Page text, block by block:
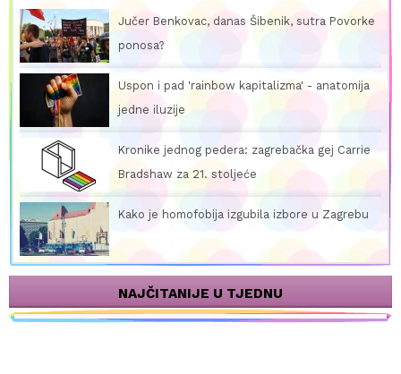
Jučer Benkovac, danas Šibenik, sutra Povorke
ponosa?
Uspon i pad 'rainbow kapitalizma' - anatomija
jedne iluzije
Kronike jednog pedera: zagrebačka gej Carrie
Bradshaw za 21. stoljeće
Kako je homofobija izgubila izbore u Zagrebu
NAJČITANIJE U TJEDNU